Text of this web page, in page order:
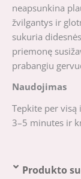
neapsunkina
žvilgantys ir
sukuria
priemonę
prabangiu
Naudojimas
Tepkite per
3–5 minutes ir
Produkto